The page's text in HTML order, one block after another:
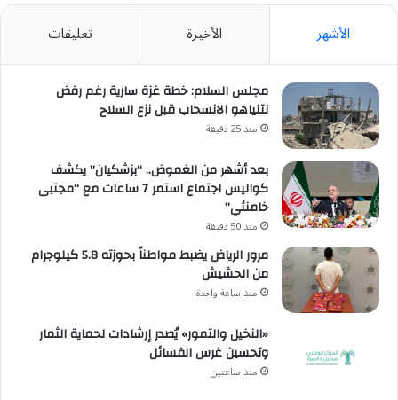
الأشهر الأخيرة تعليقات
مجلس السلام: خطة غزة سارية رغم رفض
نتنياهو الانسحاب قبل نزع السلاح
منذ 25 دقيقة
بعد أشهر من الغموض.. “بزشكيان” يكشف
كواليس اجتماع استمر 7 ساعات مع “مجتبى
خامنئي”
منذ 50 دقيقة
مرور الرياض يضبط مواطناً بحوزته 5.8 كيلوجرام
من الحشيش
منذ ساعة واحدة
«النخيل والتمور» يُصدر إرشادات لحماية الثمار
وتحسين غرس الفسائل
منذ ساعتين